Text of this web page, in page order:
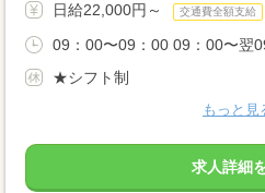
日給22,000円～ 交通費全額支給
09：00〜09：00 09：00〜翌
★シフト制
もっと見
求人詳細